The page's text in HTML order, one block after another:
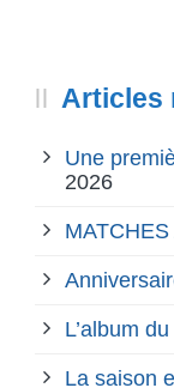
Articles
Une
2026
L’album
La saison